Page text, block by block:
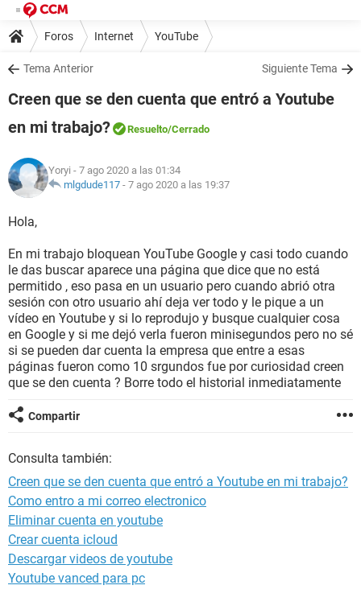
Foros Internet YouTube
Tema Anterior Siguiente Tema
Creen que se den cuenta que entró a Youtube
en mi trabajo?
Resuelto/Cerrado
Yoryi - 7 ago 2020 a las 01:34
mlgdude117 - 7 ago 2020 a las 19:37
Hola,
En mi trabajo bloquean YouTube Google y casi todo cuando
le das buscar aparece una página que dice que no está
permitido , eso pasa en un usuario pero cuando abrió otra
sesión con otro usuario ahí deja ver todo y le pique a un
vídeo en Youtube y si lo reprodujo y busque cualquier cosa
en Google y si me dejó verla fueron minisegundos pero no sé
si se pueden dar cuenta la empresa que entre a esas
páginas fueron como 10 srgundos fue por curiosidad creen
que se den cuenta ? Borre todo el historial inmediatamente
Compartir
Consulta también:
Creen que se den cuenta que entró a Youtube en mi trabajo?
Como entro a mi correo electronico
Eliminar cuenta en youtube
Crear cuenta icloud
Descargar videos de youtube
Youtube vanced para pc